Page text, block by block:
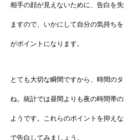
相手の顔が見えないために、告白を
ますので、いかにして自分の気持ち
がポイントになります。
とても大切な瞬間ですから、時間の
ね。統計では昼間よりも夜の時間帯
ようです。これらのポイントを抑え
で告白してみましょう。